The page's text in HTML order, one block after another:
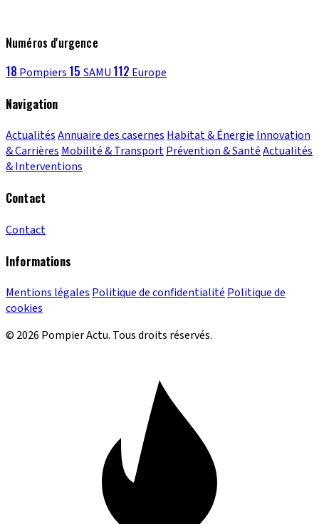
Numéros d'urgence
18 Pompiers 15 SAMU 112 Europe
Navigation
ActualitésAnnuaire des casernes Habitat & Énergie Innovation
& Carrières Mobilité & TransportPrévention & SantéActualités
& Interventions
Contact
Contact
Informations
Mentions légales Politique de confidentialité Politique de
cookies
© 2026 Pompier Actu. Tous droits réservés.